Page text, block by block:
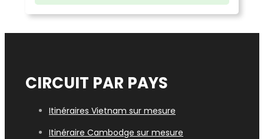
CIRCUIT PAR PAYS
Itinéraires Vietnam sur mesure
Itinéraire Cambodge sur mesure